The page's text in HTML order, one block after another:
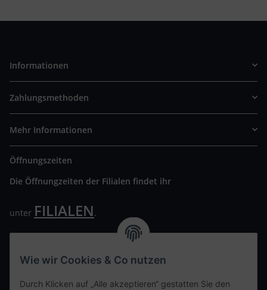
Informationen
Zahlungsmethoden
Mehr Informationen
Öffnungszeiten
Die Öffnungzeiten der Filialen findet ihr
unter FILIALEN.
Wir freuen uns auf Euren Besuch. Bitte beachtet die
Wie wir Cookies & Co nutzen
Durch Klicken auf „Alle akzeptieren“ gestatten Sie den